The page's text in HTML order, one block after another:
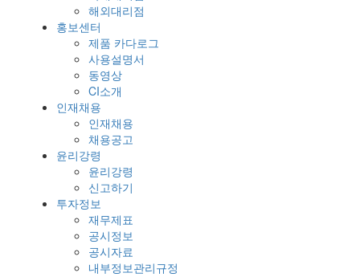
해외대리점
홍보센터
제품 카다로그
사용설명서
동영상
CI소개
인재채용
인재채용
채용공고
윤리강령
윤리강령
신고하기
투자정보
재무제표
공시정보
공시자료
내부정보관리규정